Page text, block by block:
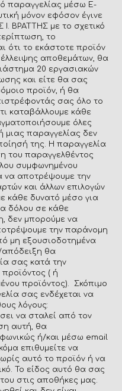
παραγγελίας μέσω E-
μόνον εφόσον έγινε
ΒΡΑΤΤΗΣ με το σχετικό
το
ότι το εκάστοτε προϊόν
αποθεμάτων, θα
20 εργασιακών
και είτε θα σας
προϊόν, ή θα
σας όλο το
καταβάλλουμε κάθε
όλες
μιας παραγγελίας δεν
της. Η παραγγελία
του παραγγελθέντος
συμφωνημένου
να αποτρέψουμε την
και άλλων επιλογών
κάθε δυνατό μέσο για
δόλου σε κάθε
δεν μπορούμε να
την παράνομη
μη εξουσιοδοτημένα
απόδειξη θα
σας κατά την
( ή
προϊόντος). Σκόπιμο
σας ενδέχεται να
λόγους:
να σταλεί από τον
αυτή, θα
ή/και μέσω email
επιθυμείτε να
αυτό το προϊόν ή να
Το είδος αυτό θα σας
στις αποθήκες μας.